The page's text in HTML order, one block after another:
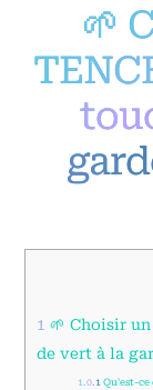
🌱
1 🌱 Choisir
de vert à la
1.0.1 Qu'est-ce